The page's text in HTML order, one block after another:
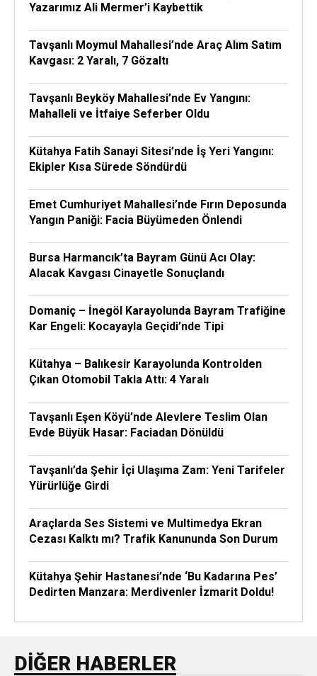
Yazarımız Ali Mermer’i Kaybettik
Tavşanlı Moymul Mahallesi’nde Araç Alım Satım
Kavgası: 2 Yaralı, 7 Gözaltı
Tavşanlı Beyköy Mahallesi’nde Ev Yangını:
Mahalleli ve İtfaiye Seferber Oldu
Kütahya Fatih Sanayi Sitesi’nde İş Yeri Yangını:
Ekipler Kısa Sürede Söndürdü
Emet Cumhuriyet Mahallesi’nde Fırın Deposunda
Yangın Paniği: Facia Büyümeden Önlendi
Bursa Harmancık’ta Bayram Günü Acı Olay:
Alacak Kavgası Cinayetle Sonuçlandı
Domaniç – İnegöl Karayolunda Bayram Trafiğine
Kar Engeli: Kocayayla Geçidi’nde Tipi
Kütahya – Balıkesir Karayolunda Kontrolden
Çıkan Otomobil Takla Attı: 4 Yaralı
Tavşanlı Eşen Köyü’nde Alevlere Teslim Olan
Evde Büyük Hasar: Faciadan Dönüldü
Tavşanlı’da Şehir İçi Ulaşıma Zam: Yeni Tarifeler
Yürürlüğe Girdi
Araçlarda Ses Sistemi ve Multimedya Ekran
Cezası Kalktı mı? Trafik Kanununda Son Durum
Kütahya Şehir Hastanesi’nde ‘Bu Kadarına Pes’
Dedirten Manzara: Merdivenler İzmarit Doldu!
DIĞER HABERLER